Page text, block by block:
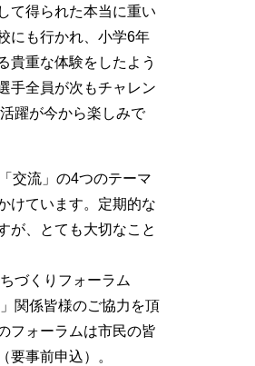
て得られた本当に重い
にも行かれ、小学6年
貴重な体験をしたよう
手全員が次もチャレン
躍が今から楽しみで
交流」の4つのテーマ
けています。定期的な
が、とても大切なこと
づくりフォーラム
関係皆様のご協力を頂
フォーラムは市民の皆
要事前申込）。